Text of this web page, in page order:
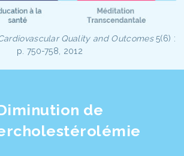
Quality and Outcomes5(6) :
p. 750-758, 2012
de